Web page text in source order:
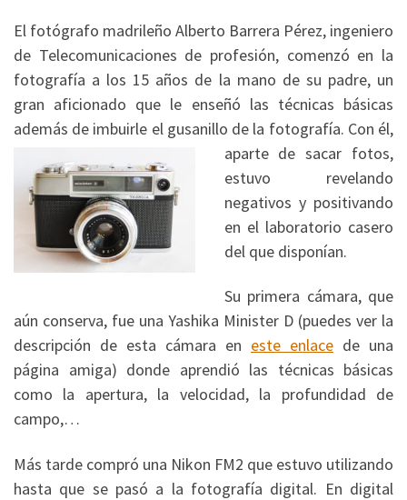
El fotógrafo madrileño Alberto Barrera Pérez, ingeniero
de Telecomunicaciones de profesión, comenzó en la
fotografía a los 15 años de la mano de su padre, un
gran aficionado que le enseñó las técnicas básicas
además de imbuirle el gusanillo de la fotografía. Con él,
aparte de sacar fotos,
estuvo revelando
negativos y positivando
en el laboratorio casero
del que disponían.
Su primera cámara, que
aún conserva, fue una Yashika Minister D (puedes ver la
descripción de esta cámara en este enlace de una
página amiga) donde aprendió las técnicas básicas
como la apertura, la velocidad, la profundidad de
campo,…
Más tarde compró una Nikon FM2 que estuvo utilizando
hasta que se pasó a la fotografía digital. En digital